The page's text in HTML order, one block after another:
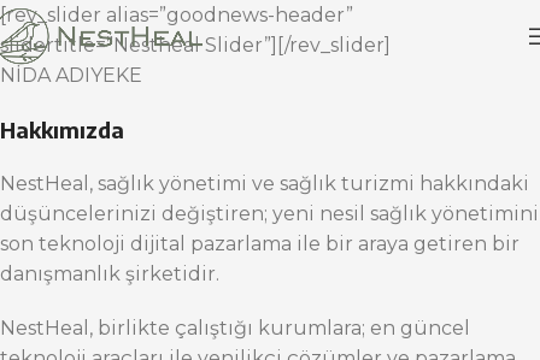
[rev_slider alias=”goodnews-header”
slidertitle=”Nestheal Slider”][/rev_slider]
NİDA ADIYEKE
Hakkımızda
NestHeal, sağlık yönetimi ve sağlık turizmi hakkındaki
düşüncelerinizi değiştiren; yeni nesil sağlık yönetimini
son teknoloji dijital pazarlama ile bir araya getiren bir
danışmanlık şirketidir.
NestHeal, birlikte çalıştığı kurumlara; en güncel